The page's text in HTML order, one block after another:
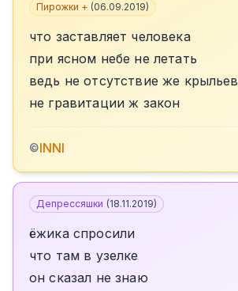
Пирожки + (06.09.2019)
что заставляет человека
при ясном небе не летать
ведь не отсутствие же крыльев
не гравитации ж закон
©INNI
Депрессяшки (18.11.2019)
ёжика спросили
что там в узелке
он сказал не знаю